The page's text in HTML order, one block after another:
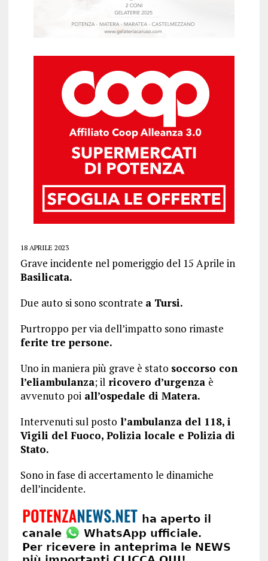
18 APRILE 2023
Grave incidente nel pomeriggio del 15 Aprile in
Basilicata.
Due auto si sono scontrate a Tursi.
Purtroppo per via dell’impatto sono rimaste
ferite tre persone.
Uno in maniera più grave è stato soccorso con
l’eliambulanza; ilricovero d’urgenza è
avvenuto poiall’ospedale di Matera.
Intervenuti sul posto l’ambulanza del 118, i
Vigili del Fuoco, Polizia locale e Polizia di
Stato.
Sono in fase di accertamento le dinamiche
dell’incidente.